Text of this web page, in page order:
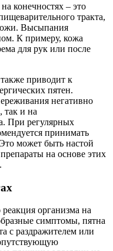
конечностях – это
тракта,
Высыпания
К примеру, кожа
для рук или после
приводит к
пятен.
негативно
так и на
При регулярных
принимать
может быть настой
на основе этих
организма на
симптомы, пятна
с раздражителем или